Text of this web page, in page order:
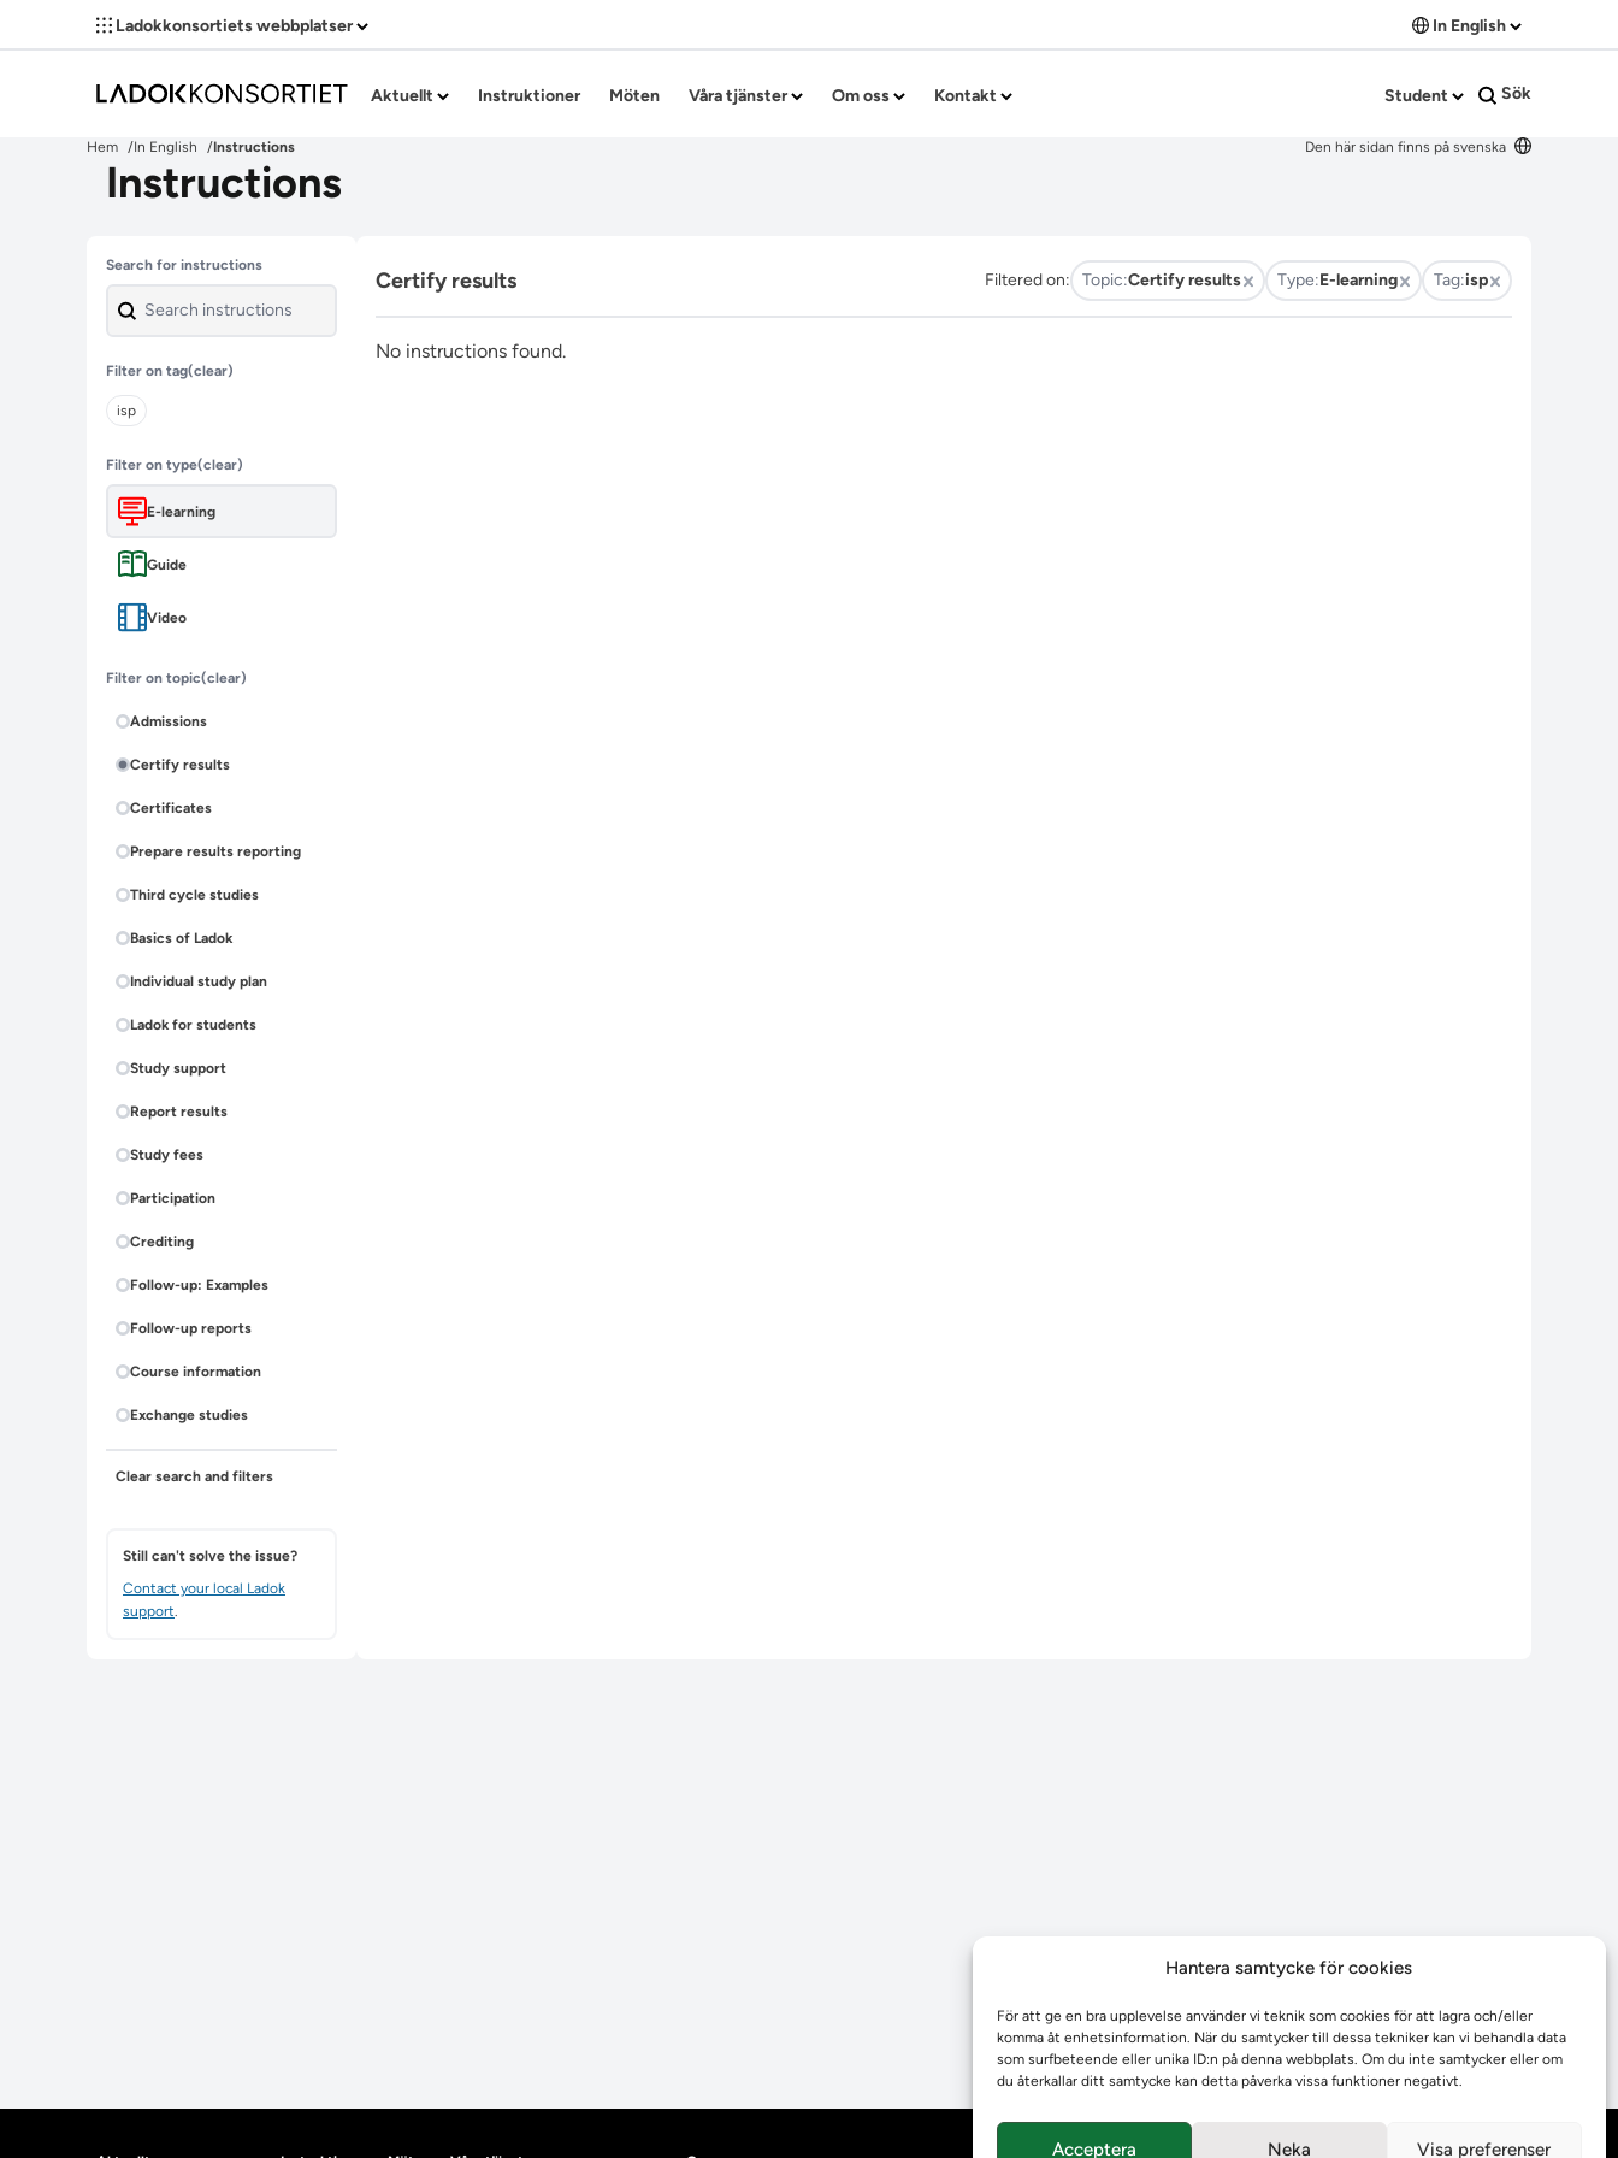
Hantera samtycke för cookies
För att ge en bra upplevelse använder vi teknik som cookies för att lagra och/eller
komma åt enhetsinformation. När du samtycker till dessa tekniker kan vi behandla data
som surfbeteende eller unika ID:n på denna webbplats. Om du inte samtycker eller om
du återkallar ditt samtycke kan detta påverka vissa funktioner negativt.
Acceptera Neka Visa preferenser
Ladokkonsortiets webbplatser In English
Aktuellt Instruktioner Möten Våra tjänster Om oss Kontakt Student Sök
Hem In English Instructions Den här sidan finns på svenska
Instructions
Skip past filters
Search for instructions
Filter on tag(clear)
isp
Filter on type(clear)
E-learning
Guide
Video
Filter on topic(clear)
Admissions
Certify results
Certificates
Prepare results reporting
Third cycle studies
Basics of Ladok
Individual study plan
Ladok for students
Study support
Report results
Study fees
Participation
Crediting
Follow-up: Examples
Follow-up reports
Course information
Exchange studies
Clear search and filters
Still can't solve the issue?
Contact your local Ladok
support.
Certify results Filtered on: Topic:Certify results Type:E-learning Tag:isp
No instructions found.